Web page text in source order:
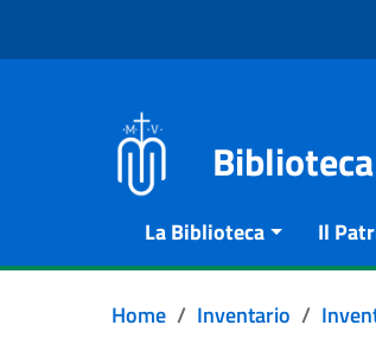
La Biblioteca Il
Home Inventario